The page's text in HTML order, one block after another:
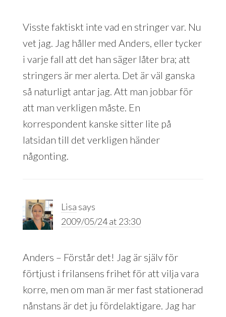
Visste faktiskt inte vad en stringer var. Nu
vet jag. Jag håller med Anders, eller tycker
i varje fall att det han säger låter bra; att
stringers är mer alerta. Det är väl ganska
så naturligt antar jag. Att man jobbar för
att man verkligen måste. En
korrespondent kanske sitter lite på
latsidan till det verkligen händer
någonting.
Lisa says
2009/05/24 at 23:30
Anders – Förstår det! Jag är själv för
förtjust i frilansens frihet för att vilja vara
korre, men om man är mer fast stationerad
nånstans är det ju fördelaktigare. Jag har